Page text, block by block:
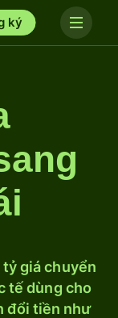
ký
tỷ giá chuyển
tế dùng cho
đổi tiền như